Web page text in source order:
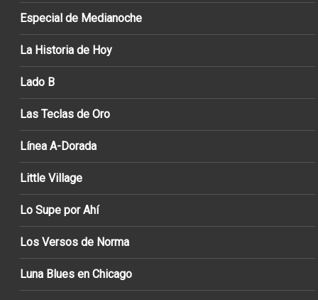
Especial de Medianoche
La Historia de Hoy
Lado B
Las Teclas de Oro
Línea A-Dorada
Little Village
Lo Supe por Ahí
Los Versos de Norma
Luna Blues en Chicago